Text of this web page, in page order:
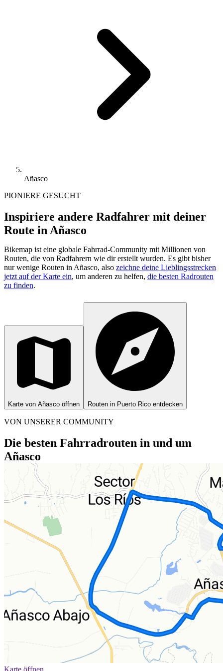
Añasco
PIONIERE GESUCHT
Inspiriere andere Radfahrer mit deiner
Route in Añasco
Bikemap ist eine globale Fahrrad-Community mit Millionen von
Routen, die von Radfahrern wie dir erstellt wurden. Es gibt bisher
nur wenige Routen in Añasco, also zeichne deine Lieblingsstrecken
jetzt auf der Karte ein, um anderen zu helfen, die besten Radrouten
zu finden.
Karte von Añasco öffnen Routen in Puerto Rico entdecken
VON UNSERER COMMUNITY
Die besten Fahrradrouten in und um
Añasco
Karte öffnen